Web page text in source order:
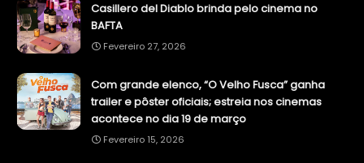
Casillero del Diablo brinda pelo cinema no
BAFTA
Fevereiro 27, 2026
Com grande elenco, “O Velho Fusca” ganha
trailer e pôster oficiais; estreia nos cinemas
acontece no dia 19 de março
Fevereiro 15, 2026